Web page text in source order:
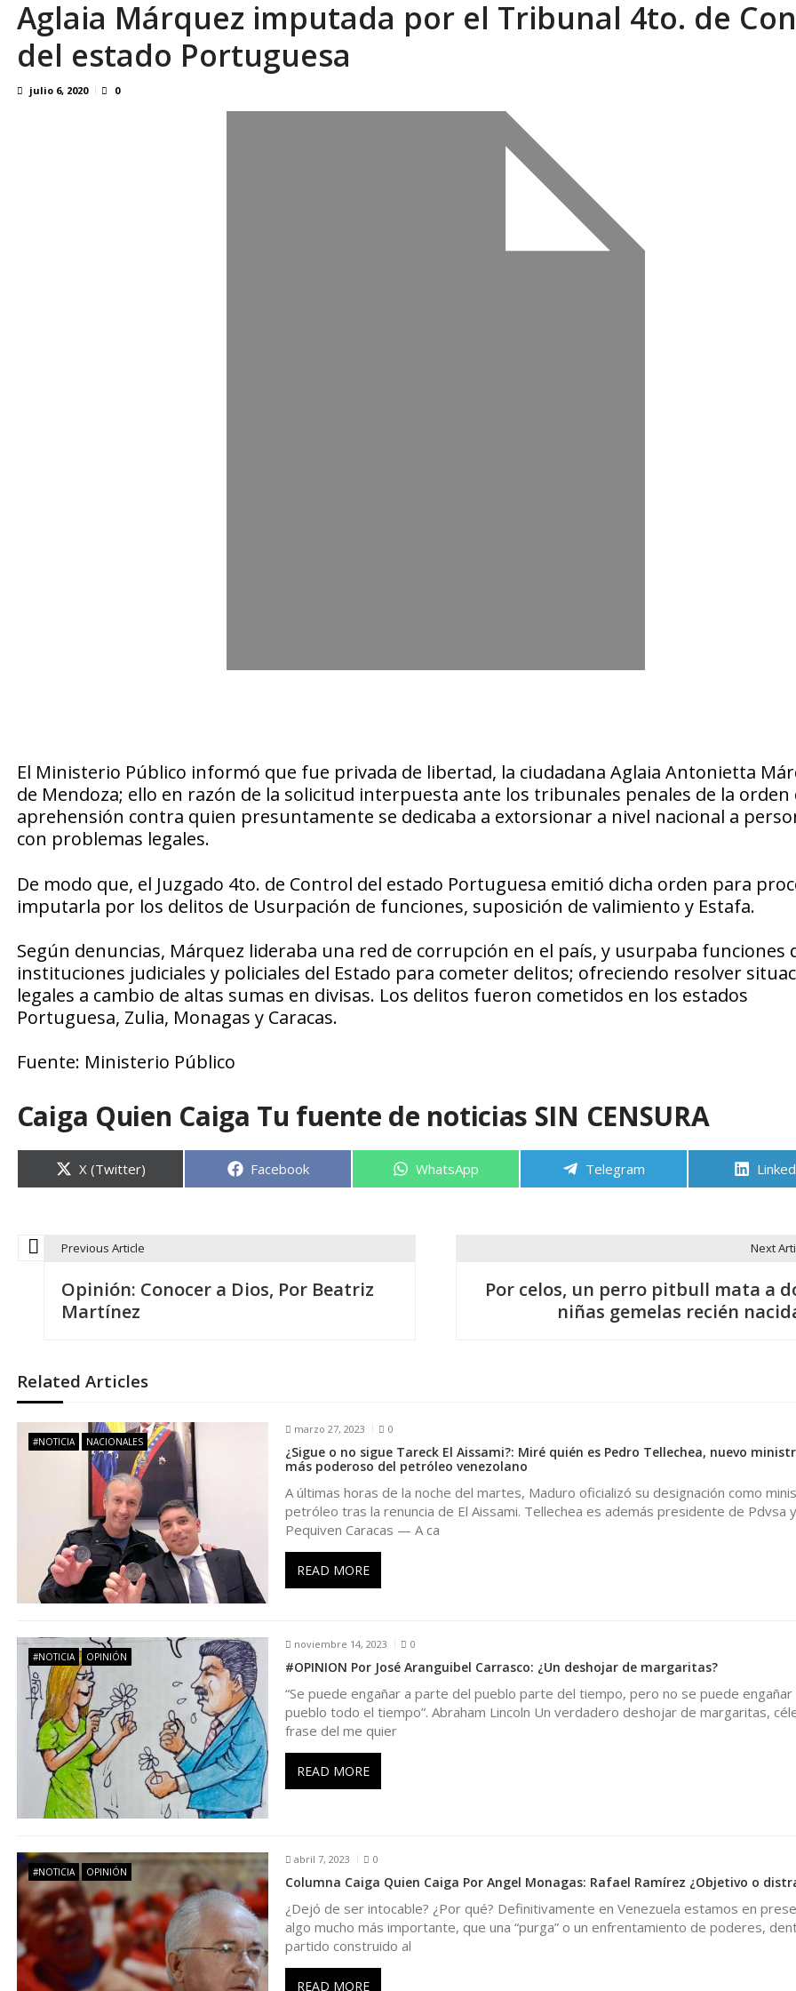
Familiares realizaron nueva vigilia en El Rodeo I por la libertad inmediata de l... AGOSTO 5, 2026
Aglaia Márquez imputada por el Tribunal 4to. de
del estado Portuguesa
julio 6, 2020 0
El Ministerio Público informó que fue privada de libertad, la ciudadana Aglaia Antonietta
de Mendoza; ello en razón de la solicitud interpuesta ante los tribunales penales de la orden
aprehensión contra quien presuntamente se dedicaba a extorsionar a nivel nacional a
con problemas legales.
De modo que, el Juzgado 4to. de Control del estado Portuguesa emitió dicha orden para
imputarla por los delitos de Usurpación de funciones, suposición de valimiento y Estafa.
Según denuncias, Márquez lideraba una red de corrupción en el país, y usurpaba funciones
instituciones judiciales y policiales del Estado para cometer delitos; ofreciendo resolver
legales a cambio de altas sumas en divisas. Los delitos fueron cometidos en los estados
Portuguesa, Zulia, Monagas y Caracas.
Fuente: Ministerio Público
Caiga Quien Caiga Tu fuente de noticias SIN CENSURA
Compartir
en
X (Twitter) Compartir
Facebook Compartir
WhatsApp Compartir
Telegram
e
g
n
d
e
e
n
t
r
a
Previous Article
Opinión: Conocer a Dios, Por Beatriz
Martínez
Next
Por celos, un perro pitbull mata a
niñas gemelas recién
Related Articles
#NOTICIA NACIONALES
marzo 27, 2023 0
¿Sigue o no sigue Tareck El Aissami?: Miré quién es Pedro Tellechea, nuevo
más poderoso del petróleo venezolano
A últimas horas de la noche del martes, Maduro oficializó su designación como
petróleo tras la renuncia de El Aissami. Tellechea es además presidente de Pdvsa y
Pequiven Caracas — A ca
READ MORE
#NOTICIA OPINIÓN
noviembre 14, 2023 0
#OPINION Por José Aranguibel Carrasco: ¿Un deshojar de margaritas?
“Se puede engañar a parte del pueblo parte del tiempo, pero no se puede
pueblo todo el tiempo”. Abraham Lincoln Un verdadero deshojar de margaritas,
frase del me quier
READ MORE
#NOTICIA OPINIÓN
abril 7, 2023 0
Columna Caiga Quien Caiga Por Angel Monagas: Rafael Ramírez ¿Objetivo o
¿Dejó de ser intocable? ¿Por qué? Definitivamente en Venezuela estamos en
algo mucho más importante, que una “purga” o un enfrentamiento de poderes,
partido construido al
READ MORE